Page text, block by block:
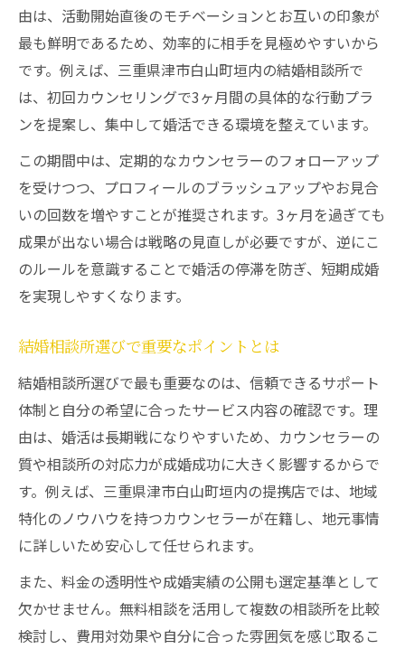
由は、活動開始直後のモチベーションとお互いの印象が
最も鮮明であるため、効率的に相手を見極めやすいから
です。例えば、三重県津市白山町垣内の結婚相談所で
は、初回カウンセリングで3ヶ月間の具体的な行動プラ
ンを提案し、集中して婚活できる環境を整えています。
この期間中は、定期的なカウンセラーのフォローアップ
を受けつつ、プロフィールのブラッシュアップやお見合
いの回数を増やすことが推奨されます。3ヶ月を過ぎても
成果が出ない場合は戦略の見直しが必要ですが、逆にこ
のルールを意識することで婚活の停滞を防ぎ、短期成婚
を実現しやすくなります。
結婚相談所選びで重要なポイントとは
結婚相談所選びで最も重要なのは、信頼できるサポート
体制と自分の希望に合ったサービス内容の確認です。理
由は、婚活は長期戦になりやすいため、カウンセラーの
質や相談所の対応力が成婚成功に大きく影響するからで
す。例えば、三重県津市白山町垣内の提携店では、地域
特化のノウハウを持つカウンセラーが在籍し、地元事情
に詳しいため安心して任せられます。
また、料金の透明性や成婚実績の公開も選定基準として
欠かせません。無料相談を活用して複数の相談所を比較
検討し、費用対効果や自分に合った雰囲気を感じ取るこ